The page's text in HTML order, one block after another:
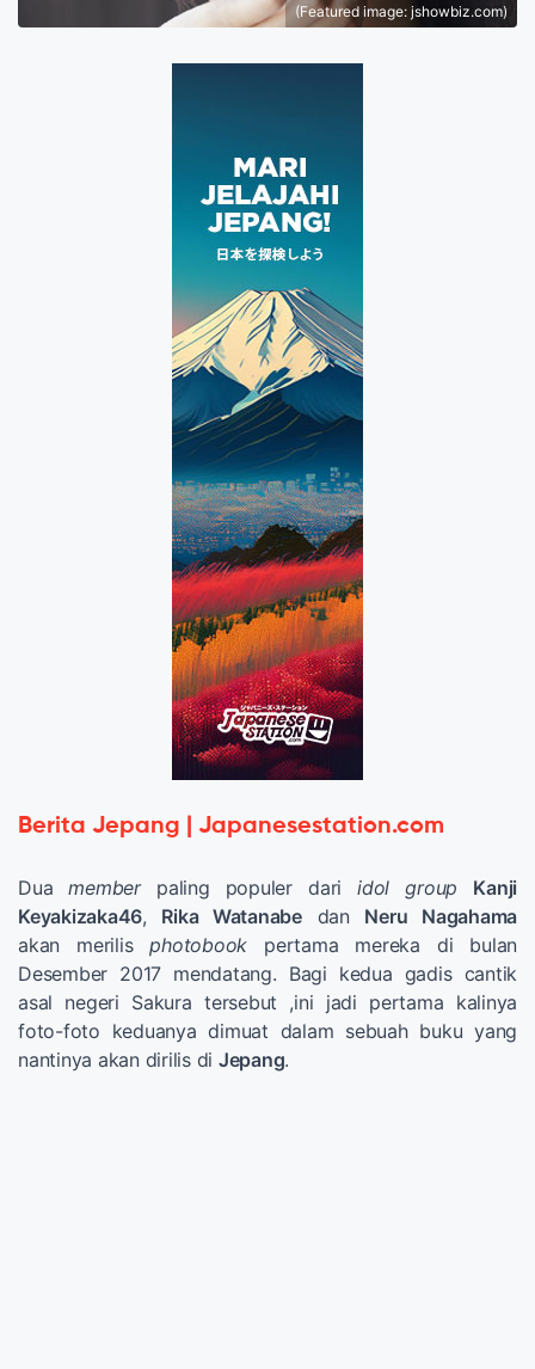
(Featured image: jshowbiz.com)
Berita Jepang | Japanesestation.com
Duamemberpaling populer dariidol group
Kanji
Keyakizaka46, Rika Watanabedan Neru Nagahama
akan merilisphotobook pertama mereka di bulan
Desember 2017 mendatang. Bagi kedua gadis cantik
asal negeri Sakura tersebut ,ini jadi pertama kalinya
foto-foto keduanya dimuat dalam sebuah buku yang
nantinya akan dirilis di Jepang.